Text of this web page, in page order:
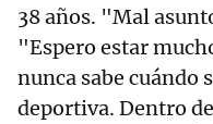
38 años. "Mal
"Espero estar
nunca sabe cuándo
deportiva. Dentro